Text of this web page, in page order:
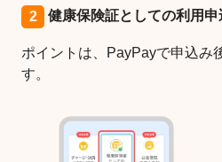
2 健康保険証としての利用申
ポイントは、PayPayで申込み
す。